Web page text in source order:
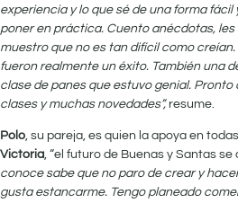
experiencia y lo que sé de una forma fácil
poner en práctica. Cuento anécdotas, les
muestro que no es tan difícil como creían.
fueron realmente un éxito. También una
clase de panes que estuvo genial.
clases y muchas novedades”, resume.
Polo, su pareja, es quien la apoya en
Victoria, “el futuro de Buenas y Santas se
conoce sabe que no paro de crear y
gusta estancarme. Tengo planeado